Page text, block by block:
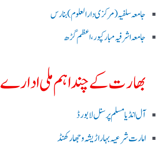
جامعہ سلفیہ(مرکزی دارالعلوم )بنارس
جامعہ اشرفیہ مبارکپور،اعظم گڑھ
بھارت کے چند اہم ملی ادارے
آل انڈیا مسلم پرسنل لا بورڈ
امارت شرعیہ بہار اڑیشہ و جھارکھنڈ